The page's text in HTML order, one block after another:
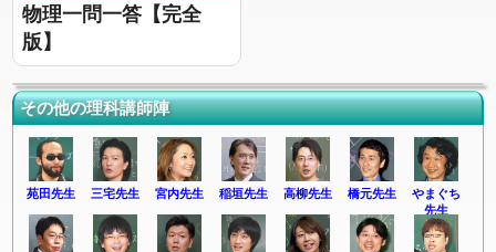
物理一問一答【完全
版】
その他の理科講師陣
苑田先生 三宅先生 宮内先生 稲垣先生 高柳先生 橋元先生
やまぐち
先生